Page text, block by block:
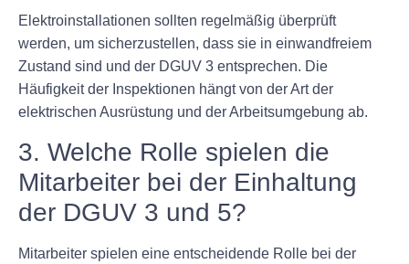
Elektroinstallationen sollten regelmäßig überprüft
werden, um sicherzustellen, dass sie in einwandfreiem
Zustand sind und der DGUV 3 entsprechen. Die
Häufigkeit der Inspektionen hängt von der Art der
elektrischen Ausrüstung und der Arbeitsumgebung ab.
3. Welche Rolle spielen die
Mitarbeiter bei der Einhaltung
der DGUV 3 und 5?
Mitarbeiter spielen eine entscheidende Rolle bei der